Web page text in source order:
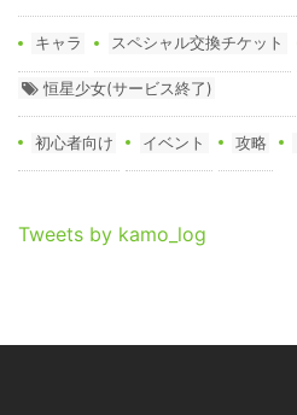
キャラ スペシャル交換チケット
恒星少女(サービス終了)
初心者向け イベント 攻略
Tweets by kamo_log